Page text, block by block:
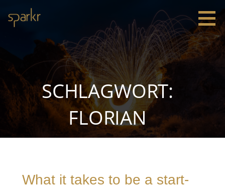
Inhalt
springen
Leadership
SCHLAGWORT:
FLORIAN
What it takes to be a start-